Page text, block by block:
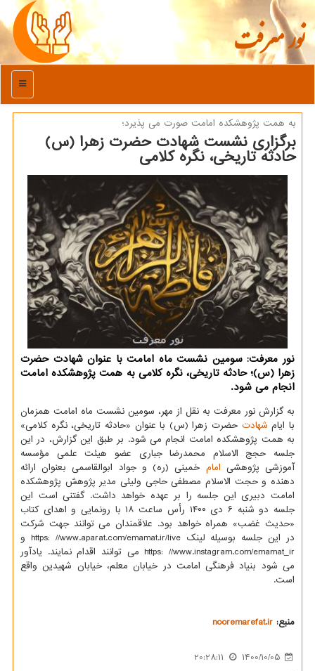
نور معرفت
منو
به همت پژوهشكده امامت صورت می پذیرد؛
برگزاری نشست شهادت حضرت زهرا (س)
حادثه تاریخی، نگره کلامی
نور معرفت: سومین نشست ماه امامت با عنوان شهادت حضرت
زهرا (س)؛ حادثه تاریخی، نگره کلامی به همت پژوهشکده امامت
انجام می شود.
به گزارش نور معرفت به نقل از مهر، سومین نشست ماه امامت همزمان
با ایام شهادت حضرت زهرا (س) با عنوان «حادثه تاریخی، نگره کلامی»
به همت پژوهشکده امامت انجام می شود. بر طبق این گزارش، در این
جلسه حجج الاسلام محمدرضا جباری عضو هیئت علمی مؤسسه
آموزشی پژوهشی امام خمینی (ره) و جواد ابوالقاسمی بعنوان ارائه
دهنده و حجت الاسلام مصطفی حاجی ولیئی مدیر پژوهش پژوهشکده
امامت دبیری این جلسه را بر عهده خواهد داشت. گفتنی است این
جلسه دو شنبه ۶ دی ۱۴۰۰ رأس ساعت ۱۸ با رونمایی و اهدای کتاب
«حدیث غضب» همراه خواهد بود. علاقمندان می توانند جهت شرکت
در این جلسه بوسیله لینک https: //www.aparat.com/emamat.ir/live و
https: //www.instagram.com/emamat_ir می توانند اقدام نمایند. یادآور
می شود بنیاد فرهنگی امامت در خیابان معلم، خیابان شهیدین واقع
است.
منبع: nooremarefat.ir
1400/10/05
20:28:11